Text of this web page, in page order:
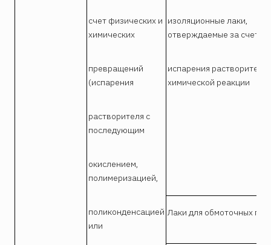
счет физических и
химических
изоляционные лаки,
отверждаемые за счет
превращений
(испарения
испарения растворителя
химической реакции
растворителя с
последующим
окислением,
полимеризацией,
поликонденсацией
или
Лаки для обмоточных